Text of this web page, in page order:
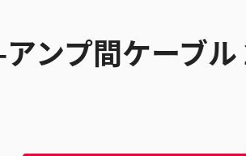
ンプ間ケーブル